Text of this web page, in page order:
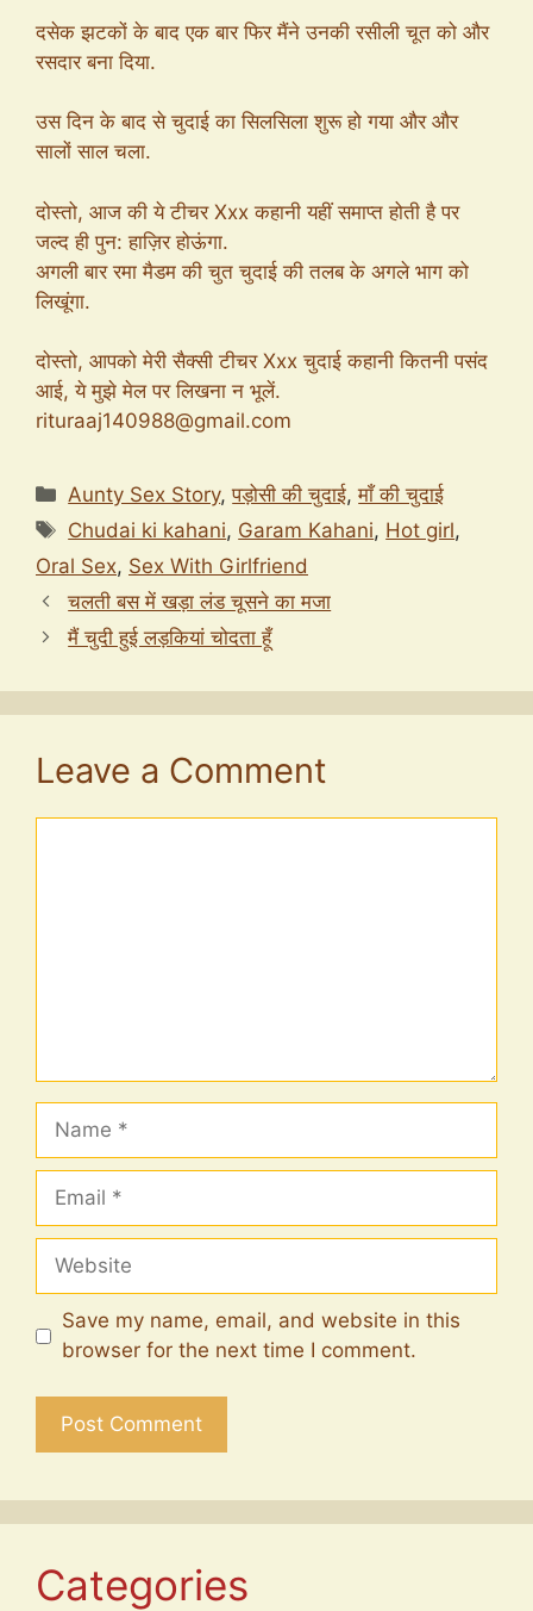
दसेक झटकों के बाद एक बार फिर मैंने उनकी रसीली चूत को और
रसदार बना दिया.
उस दिन के बाद से चुदाई का सिलसिला शुरू हो गया और और
सालों साल चला.
दोस्तो, आज की ये टीचर Xxx कहानी यहीं समाप्त होती है पर
जल्द ही पुन: हाज़िर होऊंगा.
अगली बार रमा मैडम की चुत चुदाई की तलब के अगले भाग को
लिखूंगा.
दोस्तो, आपको मेरी सैक्सी टीचर Xxx चुदाई कहानी कितनी पसंद
आई, ये मुझे मेल पर लिखना न भूलें.
rituraaj140988@gmail.com
Categories
Aunty Sex Story,पड़ोसी की चुदाई,माँ की चुदाई
Tags
Chudai ki kahani, Garam Kahani, Hot girl,
Oral Sex, Sex With Girlfriend
चलती बस में खड़ा लंड चूसने का मजा
मैं चुदी हुई लड़कियां चोदता हूँ
Leave a Comment
Name
Email
Website
Save my name, email, and website in this
browser for the next time I comment.
Categories